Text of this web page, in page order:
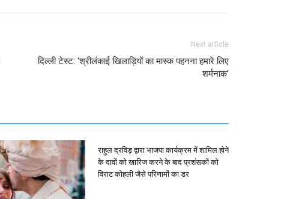
Next article
दिल्ली टेस्ट: ‘श्रीलंकाई खिलाड़ियों का मास्क पहनना हमारे लिए
शर्मनाक’
राहुल द्रविड़ द्वारा भाजपा कार्यक्रम में शामिल होने
के दावों को खारिज करने के बाद प्रशंसकों को
विराट कोहली जैसे परिणामों का डर